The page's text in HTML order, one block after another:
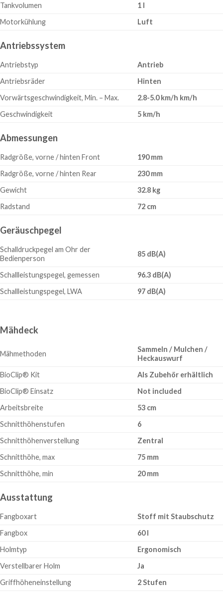
Tankvolumen
1 l
Motorkühlung
Luft
Antriebssystem
Antriebstyp
Antrieb
Antriebsräder
Hinten
Vorwärtsgeschwindigkeit, Min. – Max.
2.8-5.0 km/h km/h
Geschwindigkeit
5 km/h
Abmessungen
Radgröße, vorne / hinten Front
190 mm
Radgröße, vorne / hinten Rear
230 mm
Gewicht
32.8 kg
Radstand
72 cm
Geräuschpegel
Schalldruckpegel am Ohr der
Bedienperson
85 dB(A)
Schallleistungspegel, gemessen
96.3 dB(A)
Schallleistungspegel, LWA
97 dB(A)
Mähdeck
Mähmethoden
Sammeln / Mulchen /
Heckauswurf
BioClip® Kit
Als Zubehör erhältlich
BioClip® Einsatz
Not included
Arbeitsbreite
53 cm
Schnitthöhenstufen
6
Schnitthöhenverstellung
Zentral
Schnitthöhe, max
75 mm
Schnitthöhe, min
20 mm
Ausstattung
Fangboxart
Stoff mit Staubschutz
Fangbox
60 l
Holmtyp
Ergonomisch
Verstellbarer Holm
Ja
Griffhöheneinstellung
2 Stufen